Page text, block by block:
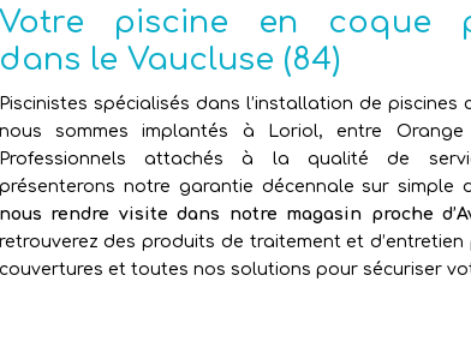
Votre piscine en coque
dans le Vaucluse (84)
Piscinistes spécialisés dans l’installation de piscines
nous sommes implantés à Loriol, entre Orange
Professionnels attachés à la qualité de
présenterons notre garantie décennale sur simple
nous rendre visite dans notre magasin proche
retrouverez des produits de traitement et d’entretien
couvertures et toutes nos solutions pour sécuriser